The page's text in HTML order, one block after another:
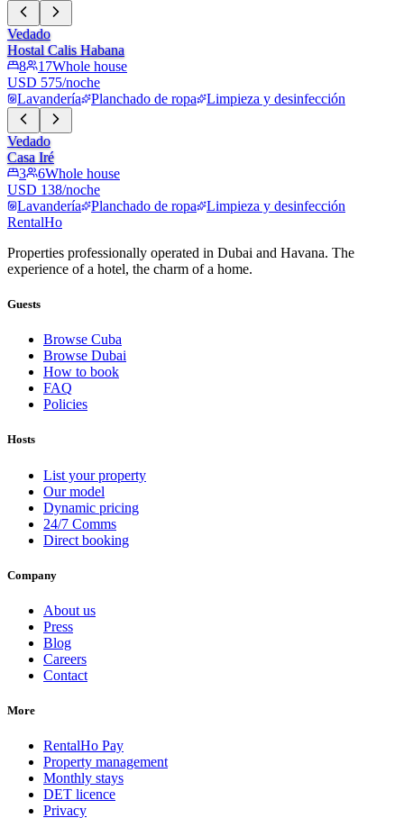
Vedado
Hostal Calis Habana
8
17Whole house
USD 575/noche
Lavandería
Planchado de ropa Limpieza y desinfección
Vedado
Casa Iré
3
6Whole house
USD 138/noche
Lavandería
Planchado de ropa
Limpieza y desinfección
RentalHo
Properties professionally operated in Dubai and Havana. The
experience of a hotel, the charm of a home.
Guests
Browse Cuba
Browse Dubai
How to book
FAQ
Policies
Hosts
List your property
Our model
Dynamic pricing
24/7 Comms
Direct booking
Company
About us
Press
Blog
Careers
Contact
More
RentalHo Pay
Property management
Monthly stays
DET licence
Privacy